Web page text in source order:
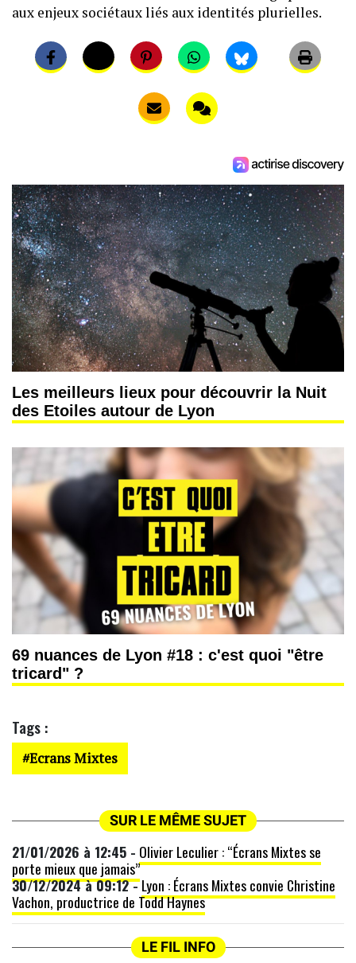
aux enjeux sociétaux liés aux identités plurielles.
Les meilleurs lieux pour découvrir la Nuit
des Etoiles autour de Lyon
69 nuances de Lyon #18 : c'est quoi "être
tricard" ?
Tags :
Ecrans Mixtes
SUR LE MÊME SUJET
21/01/2026 à 12:45 - Olivier Leculier : “Écrans Mixtes se
porte mieux que jamais”
30/12/2024 à 09:12 -Lyon : Écrans Mixtes convie Christine
Vachon, productrice de Todd Haynes
LE FIL INFO